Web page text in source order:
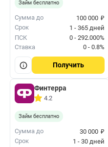
Займ бесплатно
Сумма до 100 000 ₽
Срок
1 - 365 дней
ПСК
0 - 292.000%
Ставка
0 - 0.8%
Получить
Финтерра
4.2
Займ бесплатно
Сумма до 30 000 ₽
Срок
1 - 30 дней